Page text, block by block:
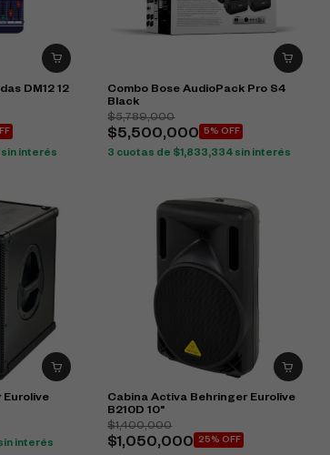
DM12 12
sin interés
Combo Bose AudioPack Pro S4
Black
$5,789,000
$5,500,000 5% OFF
3 cuotas de $1,833,334 sin interés
Eurolive
interés
Cabina Activa Behringer Eurolive
B210D 10"
$1,400,000
$1,050,000 25% OFF